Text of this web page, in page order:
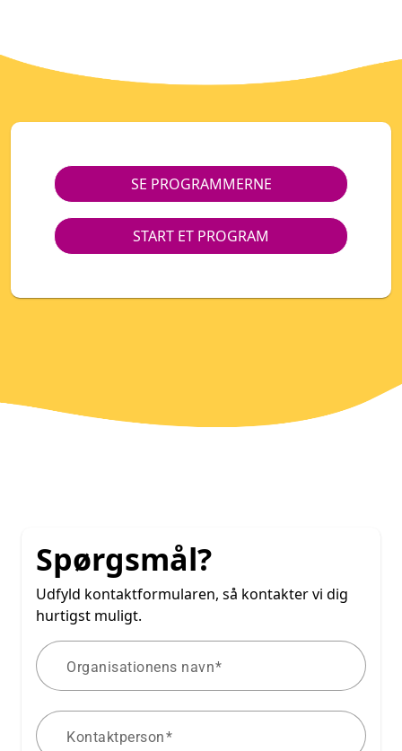
SE PROGRAMMERNE
START ET PROGRAM
Spørgsmål?
Udfyld kontaktformularen, så kontakter vi dig
hurtigst muligt.
Organisationens navn
Kontaktperson